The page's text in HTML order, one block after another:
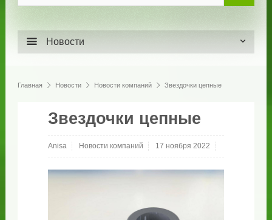
Новости
Главная Новости Новости компаний Звездочки цепные
Звездочки цепные
Anisa Новости компаний 17 ноября 2022